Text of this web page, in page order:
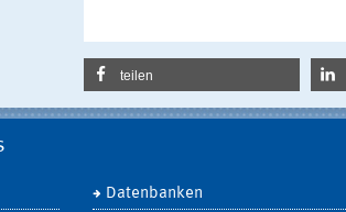
teilen
Datenbanken